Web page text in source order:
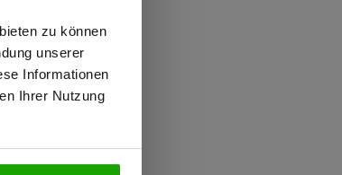
zu können
unserer
Informationen
Ihrer Nutzung